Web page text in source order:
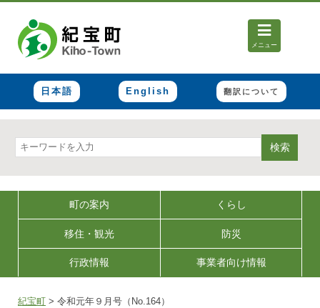
メニュー
日本語 English 翻訳について
検索
町の案内 くらし
移住・観光 防災
行政情報 事業者向け情報
紀宝町 > 令和元年９月号（No.164）